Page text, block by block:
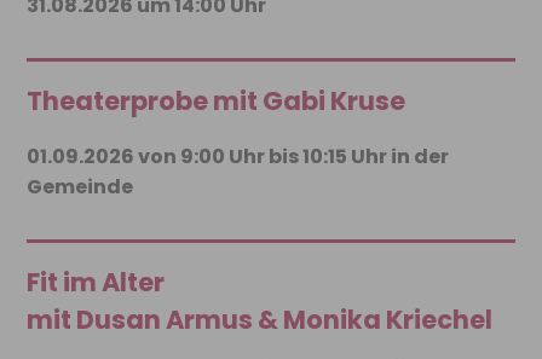
Theaterprobe mit Gabi Kruse
01.09.2026 von 9:00 Uhr bis 10:15 Uhr in der
Gemeinde
Fit im Alter
mit Dusan Armus & Monika Kriechel